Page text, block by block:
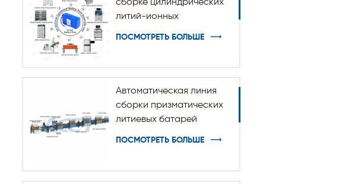
сборке цилиндрических
литий-ионных
ПОСМОТРЕТЬ БОЛЬШЕ
Автоматическая линия
сборки призматических
литиевых батарей
ПОСМОТРЕТЬ БОЛЬШЕ